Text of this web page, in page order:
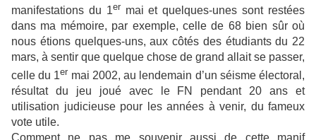
manifestations du 1er mai et quelques-unes sont restées
dans ma mémoire, par exemple, celle de 68 bien sûr où
nous étions quelques-uns, aux côtés des étudiants du 22
mars, à sentir que quelque chose de grand allait se passer,
celle du 1er mai 2002, au lendemain d’un séisme électoral,
résultat du jeu joué avec le FN pendant 20 ans et
utilisation judicieuse pour les années à venir, du fameux
vote utile.
Comment ne pas me souvenir aussi de cette manif